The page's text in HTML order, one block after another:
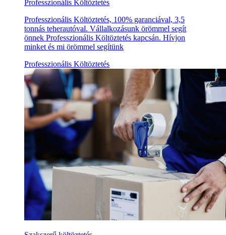
Professzionális Költöztetés
Professzionális Költöztetés, 100% garanciával, 3,5
tonnás teherautóval. Vállalkozásunk örömmel segít
önnek Professzionális Költöztetés kapcsán. Hívjon
minket és mi örömmel segítünk
Professzionális Költöztetés